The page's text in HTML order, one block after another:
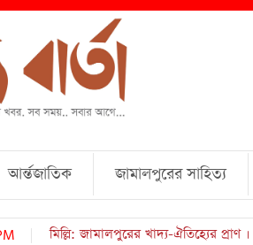
আর্ন্তজাতিক জামালপুরের সাহিত্য
চারটি কবিতা । আব্দুল্লাহ্ জামিল